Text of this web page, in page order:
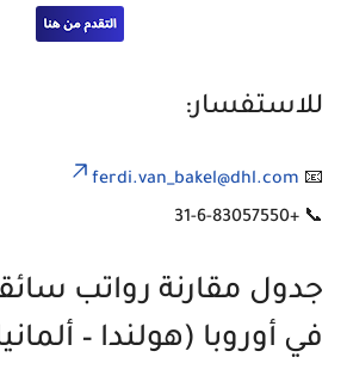
للاستفسار:
📧
ferdi.van_bakel@dhl.com
📞
+31-6-83057550
جدول مقارنة رواتب
في أوروبا (هولندا –